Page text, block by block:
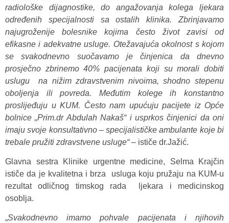
radiološke dijagnostike, do angažovanja kolega ljekara
određenih specijalnosti sa ostalih klinika. Zbrinjavamo
najugroženije bolesnike kojima često život zavisi od
efikasne i adekvatne usluge. Otežavajuća okolnost s kojom
se svakodnevno suočavamo je činjenica da dnevno
prosječno zbrinemo 40% pacijenata koji su morali dobiti
uslugu na nižim zdravstvenim nivoima, shodno stepenu
oboljenja ili povreda. Međutim kolege ih konstantno
proslijeđuju u KUM. Često nam upućuju pacijete iz Opće
bolnice „Prim.dr Abdulah Nakaš“ i usprkos činjenici da oni
imaju svoje konsultativno – specijalističke ambulante koje bi
trebale pružiti zdravstvene usluge“– ističe dr.Jažić.
Glavna sestra Klinike urgentne medicine, Selma Krajčin
ističe da je kvalitetna i brza usluga koju pružaju na KUM-u
rezultat odličnog timskog rada ljekara i medicinskog
osoblja.
„Svakodnevno imamo pohvale pacijenata i njihovih